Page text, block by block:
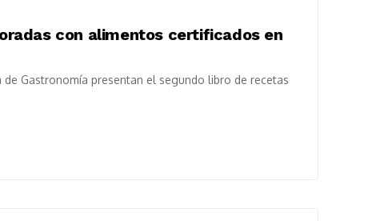
con alimentos certificados en
Gastronomía presentan el segundo libro de recetas